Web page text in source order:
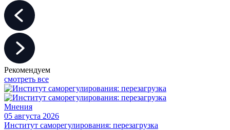
Рекомендуем
смотреть все
Мнения
05 августа 2026
Институт саморегулирования: перезагрузка